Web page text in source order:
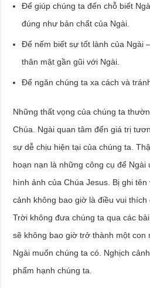
Để giúp chúng ta đến chỗ biết
đúng như bản chất của Ngài.
Để nếm biết sự tốt lành của Ngài
thân mật gần gũi với Ngài.
Để ngăn chúng ta xa cách và
Những thất vọng của chúng ta
Chúa. Ngài quan tâm đến giá trị
sự dễ chịu hiện tại của chúng ta.
hoạn nạn là những công cụ để Ngài
hình ảnh của Chúa Jesus. Bị ghi
cảnh không bao giờ là điều vui
Trời không đưa chúng ta qua các
sẽ không bao giờ trở thành một con
Ngài muốn chúng ta có. Nghịch
phẩm hạnh chúng ta.